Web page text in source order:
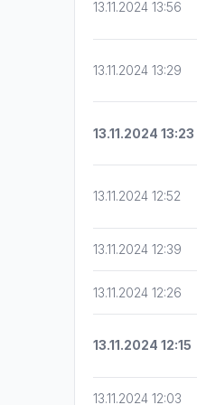
13.11.2024 13:56
13.11.2024 13:29
13.11.2024 13:23
13.11.2024 12:52
13.11.2024 12:39
13.11.2024 12:26
13.11.2024 12:15
13.11.2024 12:03